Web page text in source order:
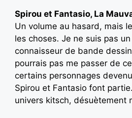
Spirou et Fantasio, La
Un volume au hasard, mais
les choses. Je ne suis pas
connaisseur de bande
pourrais pas me passer de
certains personnages
Spirou et Fantasio font
univers kitsch, désuètement